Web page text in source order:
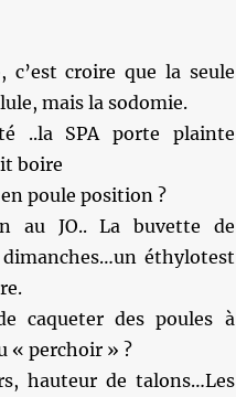
croire que la seule
mais la sodomie.
..la SPA porte plainte
boire
poule position ?
au JO.. La buvette de
dimanches…un éthylotest
caqueter des poules à
« perchoir » ?
hauteur de talons…Les